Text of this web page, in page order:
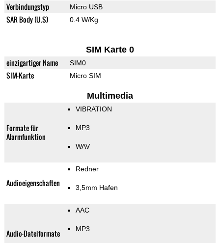
Verbindungstyp Micro USB
SAR Body (U.S) 0.4 W/Kg
SIM Karte 0
einzigartiger Name SIM0
SIM-Karte Micro SIM
Multimedia
Formate für
Alarmfunktion
VIBRATION
MP3
WAV
Audioeigenschaften
Redner
3,5mm Hafen
Audio-Dateiformate
AAC
MP3